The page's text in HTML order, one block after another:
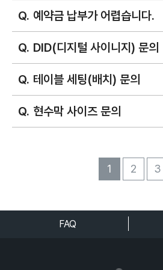
예약금 납부가 어렵습니다.
DID(디지털 사이니지) 문의
테이블 세팅(배치) 문의
현수막 사이즈 문의
1 2 3
FAQ